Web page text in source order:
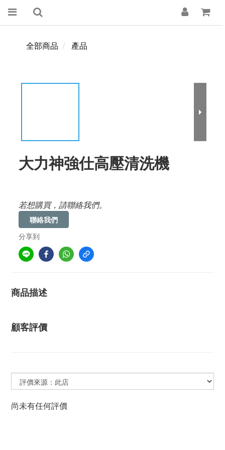
全部商品 產品
大力神強仕高壓清洗機
若想購買，請聯絡我們。
聯絡我們
分享到
商品描述
顧客評價
尚未有任何評價